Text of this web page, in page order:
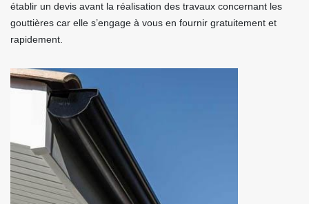
établir un devis avant la réalisation des travaux concernant les
gouttières car elle s’engage à vous en fournir gratuitement et
rapidement.